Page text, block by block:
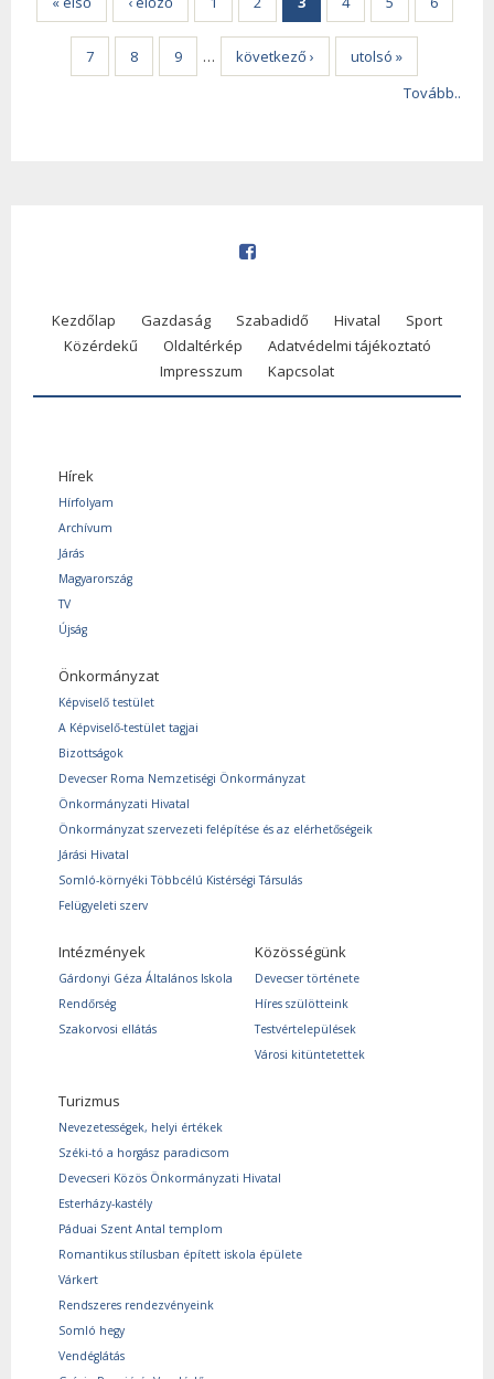
7 8 9 … következő ›
utolsó »
Tovább..
Kezdőlap Gazdaság Szabadidő Hivatal
Sport
Közérdekű
Oldaltérkép
Adatvédelmi tájékoztató
Impresszum
Kapcsolat
Hírek
Hírfolyam
Archívum
Járás
Magyarország
TV
Újság
Önkormányzat
Képviselő testület
A Képviselő-testület tagjai
Bizottságok
Devecser Roma Nemzetiségi Önkormányzat
Önkormányzati Hivatal
Önkormányzat szervezeti felépítése és az elérhetőségeik
Járási Hivatal
Somló-környéki Többcélú Kistérségi Társulás
Felügyeleti szerv
Intézmények
Gárdonyi Géza Általános Iskola
Rendőrség
Szakorvosi ellátás
Közösségünk
Devecser története
Híres szülötteink
Testvértelepülések
Városi kitüntetettek
Turizmus
Nevezetességek, helyi értékek
Széki-tó a horgász paradicsom
Devecseri Közös Önkormányzati Hivatal
Esterházy-kastély
Páduai Szent Antal templom
Romantikus stílusban épített iskola épülete
Várkert
Rendszeres rendezvényeink
Somló hegy
Vendéglátás